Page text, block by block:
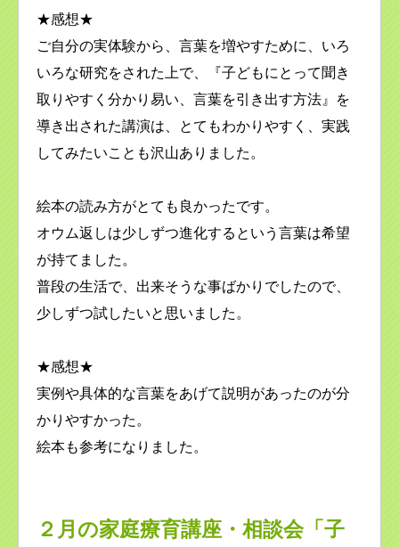
★感想★
ご自分の実体験から、言葉を増やすために、いろ
いろな研究をされた上で、『子どもにとって聞き
取りやすく分かり易い、言葉を引き出す方法』を
導き出された講演は、とてもわかりやすく、実践
してみたいことも沢山ありました。
絵本の読み方がとても良かったです。
オウム返しは少しずつ進化するという言葉は希望
が持てました。
普段の生活で、出来そうな事ばかりでしたので、
少しずつ試したいと思いました。
★感想★
実例や具体的な言葉をあげて説明があったのが分
かりやすかった。
絵本も参考になりました。
２月の家庭療育講座・相談会「子